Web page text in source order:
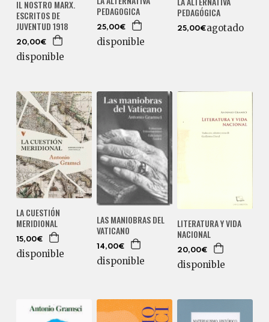
IL NOSTRO MARX.
ESCRITOS DE
JUVENTUD 1918
20,00€
disponible
PEDAGOGICA
25,00€
disponible
PEDAGÓGICA
25,00€agotado
LA CUESTIÓN
MERIDIONAL
15,00€
disponible
LAS MANIOBRAS DEL
VATICANO
14,00€
disponible
LITERATURA Y VIDA
NACIONAL
20,00€
disponible